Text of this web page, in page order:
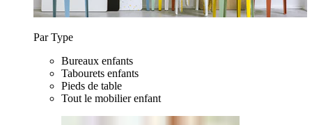
Par Type
Bureaux enfants
Tabourets enfants
Pieds de table
Tout le mobilier enfant